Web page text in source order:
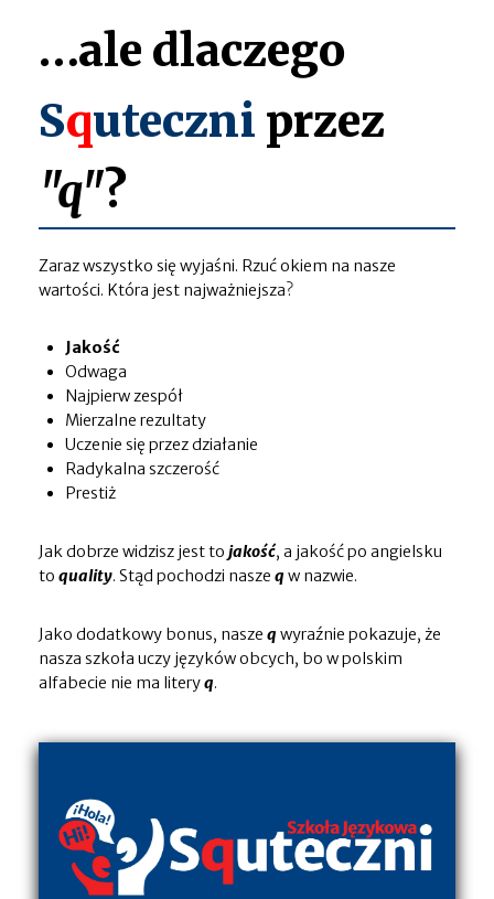
…ale dlaczego
Squteczni przez
"q"?
Zaraz wszystko się wyjaśni. Rzuć okiem na nasze
wartości. Która jest najważniejsza?
Jakość
Odwaga
Najpierw zespół
Mierzalne rezultaty
Uczenie się przez działanie
Radykalna szczerość
Prestiż
Jak dobrze widzisz jest tojakość, a jakość po angielsku
toquality. Stąd pochodzi naszeq w nazwie.
Jako dodatkowy bonus, naszeq wyraźnie pokazuje, że
nasza szkoła uczy języków obcych, bo w polskim
alfabecie nie ma literyq.